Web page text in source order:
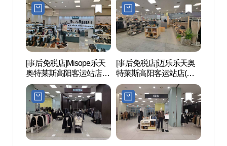
터미널점)
터미널점)
[事后免税店]Misope乐天
奥特莱斯高阳客运站店
(미소페 롯데아울렛 고양
터미널점)
[事后免税店]迈乐乐天奥
特莱斯高阳客运站店(머
렐 롯데아울렛 고양터미
널점)